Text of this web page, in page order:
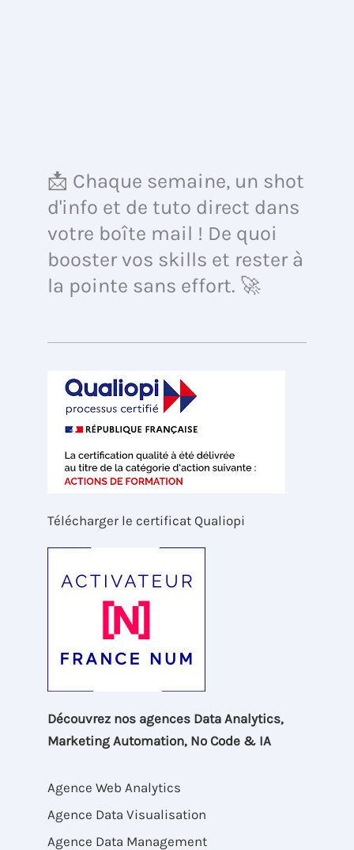
📩 Chaque semaine, un shot
d'info et de tuto direct dans
votre boîte mail ! De quoi
booster vos skills et rester à
la pointe sans effort. 🚀
Télécharger le certificat Qualiopi
Découvrez nos agences Data Analytics,
Marketing Automation, No Code & IA
Agence Web Analytics
Agence Data Visualisation
Agence Data Management